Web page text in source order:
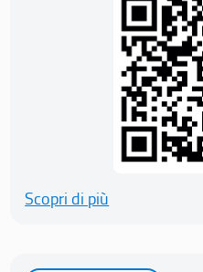
Scopri di più